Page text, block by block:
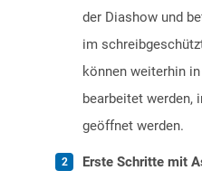
der Diashow und
im
können weiterhin
bearbeitet werden,
geöffnet werden.
Erste Schritte mit